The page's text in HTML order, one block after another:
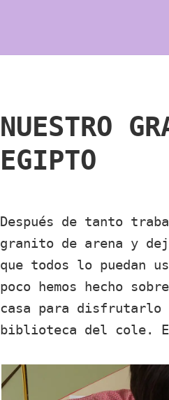
NUESTRO
EGIPTO
Después de tanto
granito de arena y
que todos lo puedan
poco hemos hecho
casa para disfrutarlo
biblioteca del cole.